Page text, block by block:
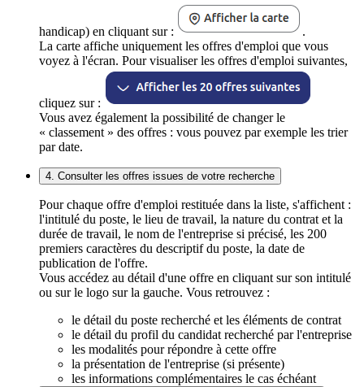
handicap) en cliquant sur :
.
La carte affiche uniquement les offres d'emploi que vous
voyez à l'écran. Pour visualiser les offres d'emploi suivantes,
cliquez sur :
Vous avez également la possibilité de changer le
« classement » des offres : vous pouvez par exemple les trier
par date.
4. Consulter les offres issues de votre recherche
Pour chaque offre d'emploi restituée dans la liste, s'affichent :
l'intitulé du poste, le lieu de travail, la nature du contrat et la
durée de travail, le nom de l'entreprise si précisé, les 200
premiers caractères du descriptif du poste, la date de
publication de l'offre.
Vous accédez au détail d'une offre en cliquant sur son intitulé
ou sur le logo sur la gauche. Vous retrouvez :
le détail du poste recherché et les éléments de contrat
le détail du profil du candidat recherché par l'entreprise
les modalités pour répondre à cette offre
la présentation de l'entreprise (si présente)
les informations complémentaires le cas échéant